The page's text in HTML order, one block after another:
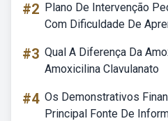
#2 Plano De Intervenção
Com Dificuldade De
#3 Qual A Diferença Da
Amoxicilina Clavulanato
#4 Os Demonstrativos
Principal Fonte De